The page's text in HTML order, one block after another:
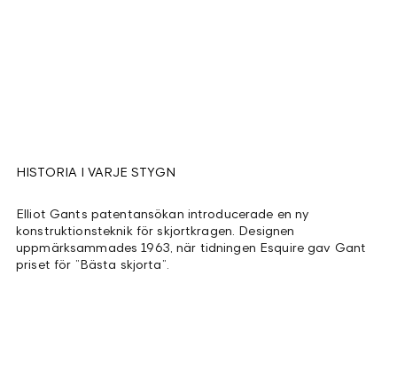
HISTORIA I VARJE STYGN
Elliot Gants patentansökan introducerade en ny
konstruktionsteknik för skjortkragen. Designen
uppmärksammades 1963, när tidningen Esquire gav Gant
priset för ”Bästa skjorta”.